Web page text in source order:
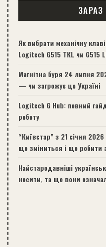
Як вибрати механічну
Logitech G515 TKL чи G515
Магнітна буря 24 липня
— чи загрожує це Україні
Logitech G Hub: повний
роботу
“Київстар” з 21 січня
що зміниться і що робити
Найстародавніші
носити, та що вони